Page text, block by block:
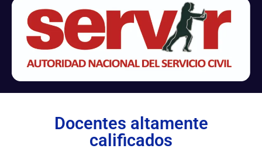
Docentes altamente
calificados